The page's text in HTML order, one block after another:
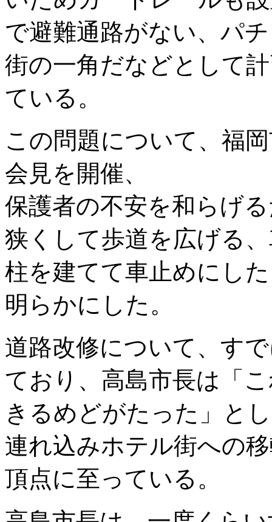
で避難通路がない、パ
街の一角だなどとして
ている。
この問題について、福
会見を開催、
保護者の不安を和らげ
狭くして歩道を広げる
柱を建てて車止めにし
明らかにした。
道路改修について、す
ており、高島市長は「
きるめどがたった」と
連れ込みホテル街への
頂点に至っている。